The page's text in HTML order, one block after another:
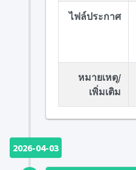
ไฟล์ประกาศ
หมายเหตุ/
เพิ่มเติม
2026-04-03